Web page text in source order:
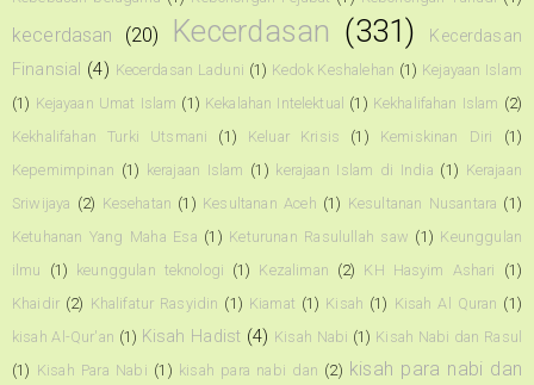
kecerdasan (20) Kecerdasan (331)
Kecerdasan
Finansial (4) Kecerdasan Laduni (1) Kedok Keshalehan (1) Kejayaan Islam
(1) Kejayaan Umat Islam (1) Kekalahan Intelektual (1) Kekhalifahan Islam (2)
Kekhalifahan Turki Utsmani
(1) Keluar Krisis (1) Kemiskinan Diri
(1)
Kepemimpinan (1) kerajaan Islam (1) kerajaan Islam di India (1) Kerajaan
Sriwijaya (2) Kesehatan (1) Kesultanan Aceh (1) Kesultanan Nusantara (1)
Ketuhanan Yang Maha Esa (1) Keturunan Rasulullah saw (1) Keunggulan
ilmu
(1) keunggulan teknologi (1) Kezaliman (2) KH Hasyim Ashari
(1)
Khaidir (2) Khalifatur Rasyidin (1) Kiamat (1) Kisah (1) Kisah Al Quran (1)
kisah Al-Qur'an (1) Kisah Hadist (4) Kisah Nabi (1) Kisah Nabi dan Rasul
(1) Kisah Para Nabi (1) kisah para nabi dan (2) kisah para nabi dan